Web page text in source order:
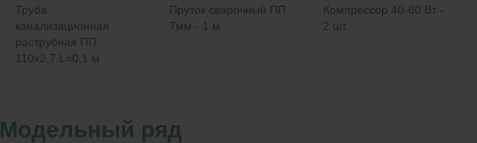
Труба
канализационная
раструбная ПП
110х2,7 L=0,1 м
Пруток сварочный ПП
7мм - 1 м
Компрессор 40-60 Вт -
2 шт.
Модельный ряд